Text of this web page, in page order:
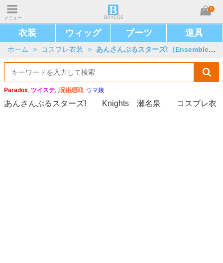
メニュー BUYCOS
0
衣装 ウィッグ ブーツ 道具
ホーム > コスプレ衣装 > あんさんぶるスターズ!（Ensemble Stars!）
Paradox, ツイステ, ,呪術廻戦, ウマ娘